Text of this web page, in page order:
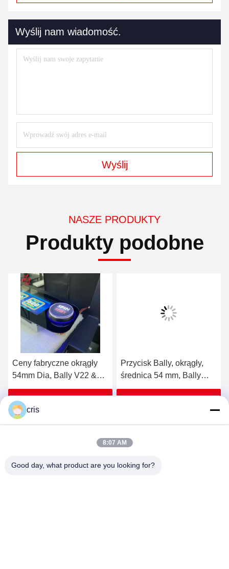
Wyślij nam wiadomość.
Wyślij
NASZE PRODUKTY
Produkty podobne
Ceny fabryczne okrągły
54mm Dia, Bally V22 &
V32 (SP-RND-Bally) Bally
Button Na sprzedaż
Uzyskaj najlepszą cenę
Przycisk Bally, okrągły,
średnica 54 mm, Bally
V22 i V32 (SP-RND-Bally)
cris
8:07 AM
Good day, what product are you looking for?